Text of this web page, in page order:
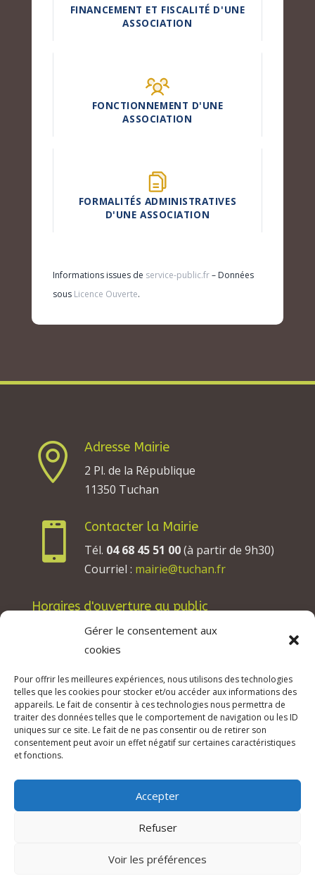
Gérer le consentement aux
cookies
Pour offrir les meilleures expériences, nous utilisons des technologies
telles que les cookies pour stocker et/ou accéder aux informations des
appareils. Le fait de consentir à ces technologies nous permettra de
traiter des données telles que le comportement de navigation ou les ID
uniques sur ce site. Le fait de ne pas consentir ou de retirer son
consentement peut avoir un effet négatif sur certaines caractéristiques
et fonctions.
Accepter
Refuser
Voir les préférences
FINANCEMENT ET FISCALITÉ D'UNE
ASSOCIATION
FONCTIONNEMENT D'UNE
ASSOCIATION
FORMALITÉS ADMINISTRATIVES
D'UNE ASSOCIATION
Informations issues de service-public.fr– Données
sous Licence Ouverte.

Adresse Mairie
2 Pl. de la République
11350 Tuchan

Contacter la Mairie
Tél. 04 68 45 51 00(à partir de 9h30)
Courriel : mairie@tuchan.fr
Horaires d'ouverture au public
Les lundis, mardis et jeudis : de 8h à 12h et de
13h30 à 17h30.
Les vendredis : de 8h à 12h.
© 2026 Mairie de Tuchan | Site Internet réalisé
Mentions légales & Crédits–RGPD Protection
des données